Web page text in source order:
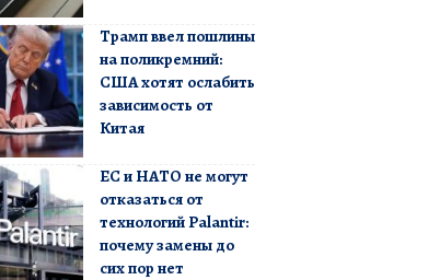
Трамп ввел пошлины
на поликремний:
США хотят ослабить
зависимость от
Китая
ЕС и НАТО не могут
отказаться от
технологий Palantir:
почему замены до
сих пор нет